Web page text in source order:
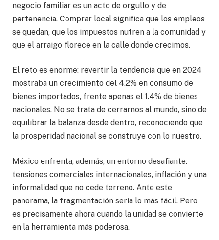
negocio familiar es un acto de orgullo y de
pertenencia. Comprar local significa que los empleos
se quedan, que los impuestos nutren a la comunidad y
que el arraigo florece en la calle donde crecimos.
El reto es enorme: revertir la tendencia que en 2024
mostraba un crecimiento del 4.2% en consumo de
bienes importados, frente apenas el 1.4% de bienes
nacionales. No se trata de cerrarnos al mundo, sino de
equilibrar la balanza desde dentro, reconociendo que
la prosperidad nacional se construye con lo nuestro.
México enfrenta, además, un entorno desafiante:
tensiones comerciales internacionales, inflación y una
informalidad que no cede terreno. Ante este
panorama, la fragmentación sería lo más fácil. Pero
es precisamente ahora cuando la unidad se convierte
en la herramienta más poderosa.